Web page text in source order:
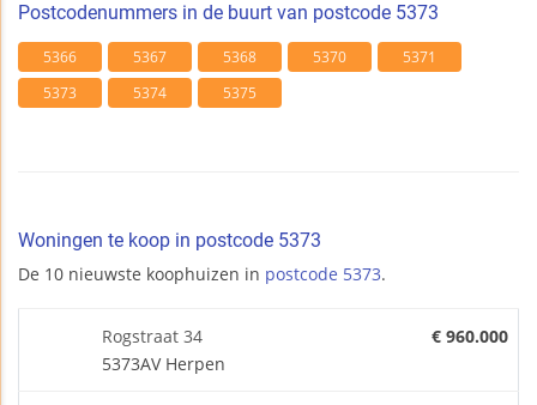
Postcodenummers in de buurt van postcode 5373
5366 5367 5368 5370
5371
5373
5374 5375
Woningen te koop in postcode 5373
De 10 nieuwste koophuizen in postcode 5373.
Rogstraat 34
5373AV Herpen
€ 960.000